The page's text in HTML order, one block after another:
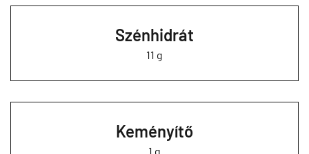
Szénhidrát
11 g
Keményítő
1 g